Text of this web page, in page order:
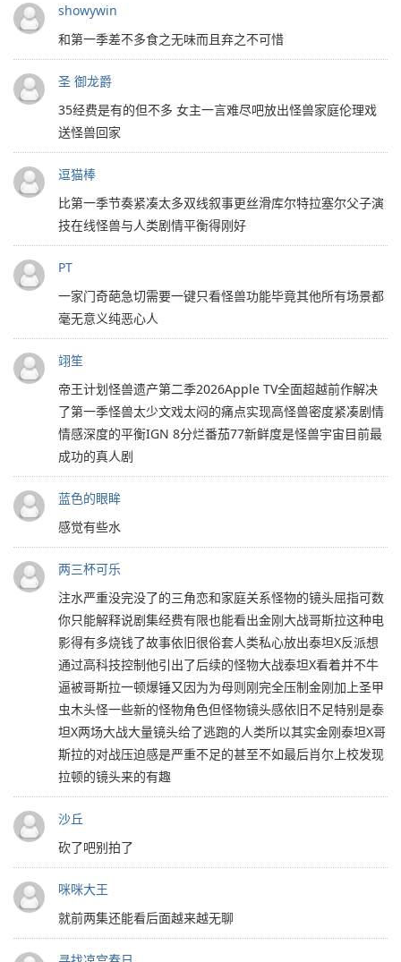
showywin
和第一季差不多食之无味而且弃之不可惜
圣 御龙爵
35经费是有的但不多 女主一言难尽吧放出怪兽家庭伦理戏
送怪兽回家
逗猫棒
比第一季节奏紧凑太多双线叙事更丝滑库尔特拉塞尔父子演
技在线怪兽与人类剧情平衡得刚好
PT
一家门奇葩急切需要一键只看怪兽功能毕竟其他所有场景都
毫无意义纯恶心人
翊笙
帝王计划怪兽遗产第二季2026Apple TV全面超越前作解决
了第一季怪兽太少文戏太闷的痛点实现高怪兽密度紧凑剧情
情感深度的平衡IGN 8分烂番茄77新鲜度是怪兽宇宙目前最
成功的真人剧
蓝色的眼眸
感觉有些水
两三杯可乐
注水严重没完没了的三角恋和家庭关系怪物的镜头屈指可数
你只能解释说剧集经费有限也能看出金刚大战哥斯拉这种电
影得有多烧钱了故事依旧很俗套人类私心放出泰坦X反派想
通过高科技控制他引出了后续的怪物大战泰坦X看着并不牛
逼被哥斯拉一顿爆锤又因为为母则刚完全压制金刚加上圣甲
虫木头怪一些新的怪物角色但怪物镜头感依旧不足特别是泰
坦X两场大战大量镜头给了逃跑的人类所以其实金刚泰坦X哥
斯拉的对战压迫感是严重不足的甚至不如最后肖尔上校发现
拉顿的镜头来的有趣
沙丘
砍了吧别拍了
咪咪大王
就前两集还能看后面越来越无聊